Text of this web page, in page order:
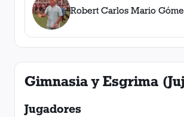
Robert Carlos Mario
Gimnasia y Esgrima
Jugadores